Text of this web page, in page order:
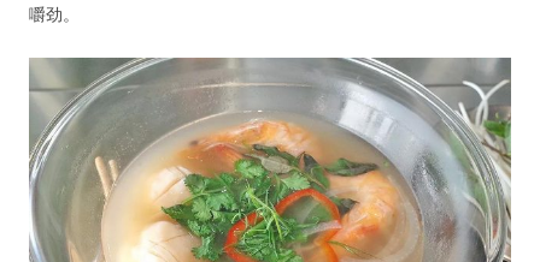
嚼劲。